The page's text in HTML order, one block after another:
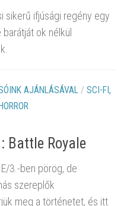
sikerű ifjúsági regény egy
ok nélkül
AJÁNLÁSÁVAL / SCI-FI,
Battle ​Royale
3.-ben pörög, de
szereplők
meg a történetet, és itt